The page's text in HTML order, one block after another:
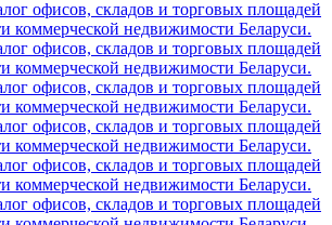
офисов, складов и торговых площадей
коммерческой недвижимости Беларуси.
офисов, складов и торговых площадей
коммерческой недвижимости Беларуси.
офисов, складов и торговых площадей
коммерческой недвижимости Беларуси.
офисов, складов и торговых площадей
коммерческой недвижимости Беларуси.
офисов, складов и торговых площадей
коммерческой недвижимости Беларуси.
офисов, складов и торговых площадей